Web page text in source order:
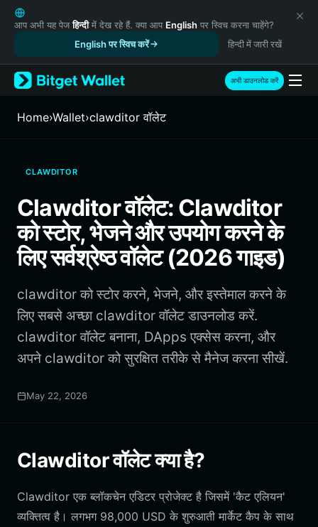
English
日本語
Русский
Español (Latinoamérica)
Türkçe
Italiano
繁體中文
Português (Portugal)
Bahasa Indonesia
ภาษาไทย
हिन्दी
Português (Brasil)
Español (Argentina)
आप अभी यह पेजहिन्दीमें देख रहे हैं. क्या आप English पर स्विच करना चाहेंगे?
English पर स्विच करें
हिन्दी में जारी रखें
अभी डाउनलोड करें
Home›Wallet›clawditor वॉलेट
CLAWDITOR
Clawditor वॉलेट: Clawditor
को स्टोर, भेजने और उपयोग करने के
लिए सर्वश्रेष्ठ वॉलेट (2026 गाइड)
clawditor को स्टोर करने, भेजने, और इस्तेमाल करने के
लिए सबसे अच्छा clawditor वॉलेट डाउनलोड करें.
clawditor वॉलेट बनाना, DApps एक्सेस करना, और
अपने clawditor को सुरक्षित तरीके से मैनेज करना सीखें.
May 22, 2026
Clawditor वॉलेट क्या है?
Clawditor एक ब्लॉकचेन एडिटर प्रोजेक्ट है जिसमें 'कैट एलियन'
व्यक्तित्व है। लगभग 98,000 USD के शुरुआती मार्केट कैप के साथ